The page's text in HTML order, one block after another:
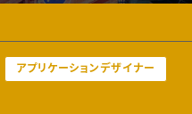
アプリケーションデザイナー